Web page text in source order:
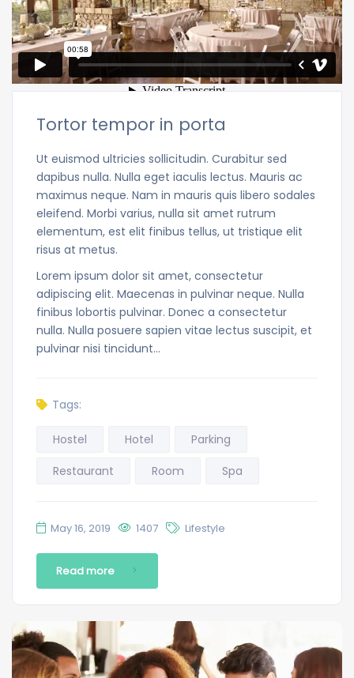
Tortor tempor in porta
Ut euismod ultricies sollicitudin. Curabitur sed
dapibus nulla. Nulla eget iaculis lectus. Mauris ac
maximus neque. Nam in mauris quis libero sodales
eleifend. Morbi varius, nulla sit amet rutrum
elementum, est elit finibus tellus, ut tristique elit
risus at metus.
Lorem ipsum dolor sit amet, consectetur
adipiscing elit. Maecenas in pulvinar neque. Nulla
finibus lobortis pulvinar. Donec a consectetur
nulla. Nulla posuere sapien vitae lectus suscipit, et
pulvinar nisi tincidunt…
Tags:
Hostel Hotel
Parking
Restaurant
Room Spa
May 16, 2019 1407 Lifestyle
Read more